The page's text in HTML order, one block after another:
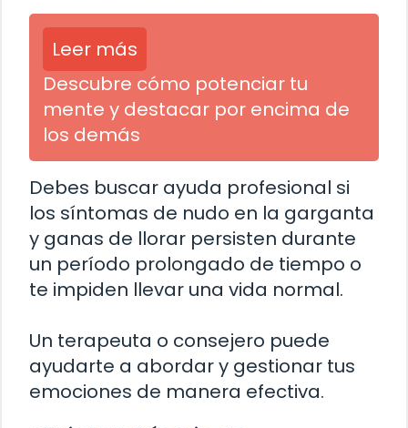
Leer más
Descubre cómo potenciar tu
mente y destacar por encima de
los demás
Debes buscar ayuda profesional si
los síntomas de nudo en la garganta
y ganas de llorar persisten durante
un período prolongado de tiempo o
te impiden llevar una vida normal.
Un terapeuta o consejero puede
ayudarte a abordar y gestionar tus
emociones de manera efectiva.